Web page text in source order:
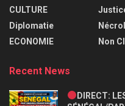
CULTURE
Diplomatie
ECONOMIE
Non
Recent News
DIRECT: